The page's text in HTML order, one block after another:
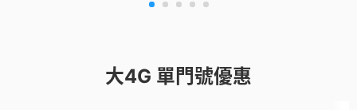
大4G 單門號優惠